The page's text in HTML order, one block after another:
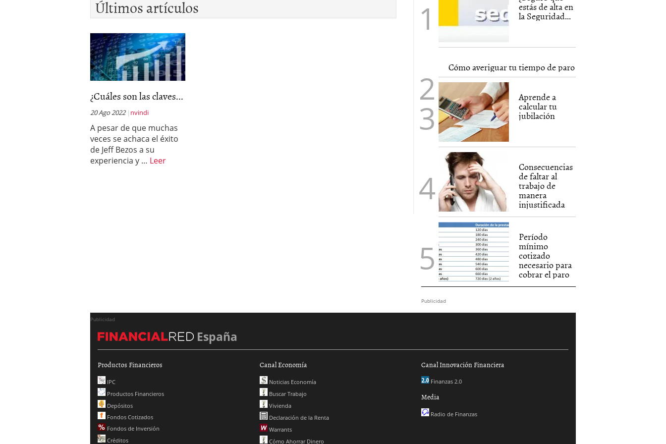
errores abril 10, 2025
Últimos artículos
¿Cuáles son las claves...
20 Ago 2022 nvindi
A pesar de que muchas
veces se achaca el éxito
de Jeff Bezos a su
experiencia y … Leer
estás de alta en
la Seguridad...
Cómo averiguar tu tiempo de paro
Aprende a
calcular tu
jubilación
Consecuencias
de faltar al
trabajo de
manera
injustificada
Período
mínimo
cotizado
necesario para
cobrar el paro
Publicidad
Publicidad
España
Productos Financieros
IPC
Productos Financieros
Depósitos
Fondos Cotizados
Fondos de Inversión
Créditos
Canal Economía
Noticias Economía
Buscar Trabajo
Vivienda
Declaración de la Renta
Warrants
Cómo Ahorrar Dinero
Canal Innovación Financiera
Finanzas 2.0
Media
Radio de Finanzas